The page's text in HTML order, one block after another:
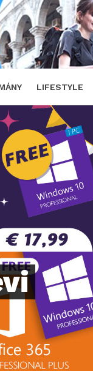
LIFESTYLE
10